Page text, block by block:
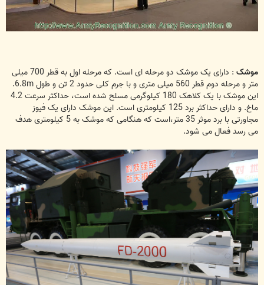
موشک
: دارای یک موشک دو مرحله ای است. که مرحله اول به قطر 700 میلی
متر و مرحله دوم قطر 560 میلی متری و با جرم کلی حدود 2 تن و طول 6.8m.
این موشک با یک کلاهک 180 کیلوگرمی مسلح شده است، حداکثر سرعت 4.2
ماخ. و دارای حداکثر برد 125 کیلومتری است. این موشک دارای یک فیوز
مجاورتی با برد موثر 35 متر،است که هنگامی که موشک به 5 کیلومتری هدف
می رسد فعال می شود.